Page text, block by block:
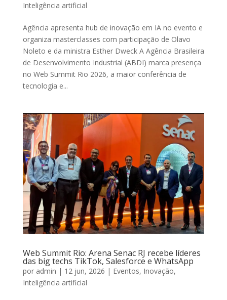
Inteligência artificial
Agência apresenta hub de inovação em IA no evento e
organiza masterclasses com participação de Olavo
Noleto e da ministra Esther Dweck A Agência Brasileira
de Desenvolvimento Industrial (ABDI) marca presença
no Web Summit Rio 2026, a maior conferência de
tecnologia e...
Web Summit Rio: Arena Senac RJ recebe líderes
das big techs TikTok, Salesforce e WhatsApp
por admin | 12 jun, 2026 | Eventos, Inovação,
Inteligência artificial